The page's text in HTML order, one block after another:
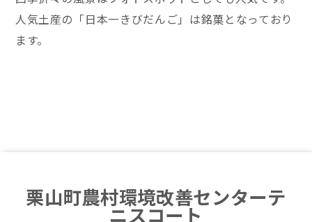
人気土産の「日本一きびだんご」は銘菓となっており
ます。
栗山町農村環境改善センターテ
ニスコート